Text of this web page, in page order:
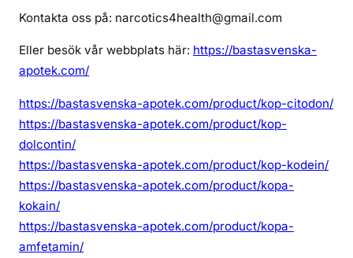
e
a
m
e
2
4
Kontakta oss på: narcotics4health@gmail.com
Eller besök vår webbplats här: https://bastasvenska-
apotek.com/
https://bastasvenska-apotek.com/product/kop-citodon/
https://bastasvenska-apotek.com/product/kop-
dolcontin/
https://bastasvenska-apotek.com/product/kop-kodein/
https://bastasvenska-apotek.com/product/kopa-
kokain/
https://bastasvenska-apotek.com/product/kopa-
amfetamin/